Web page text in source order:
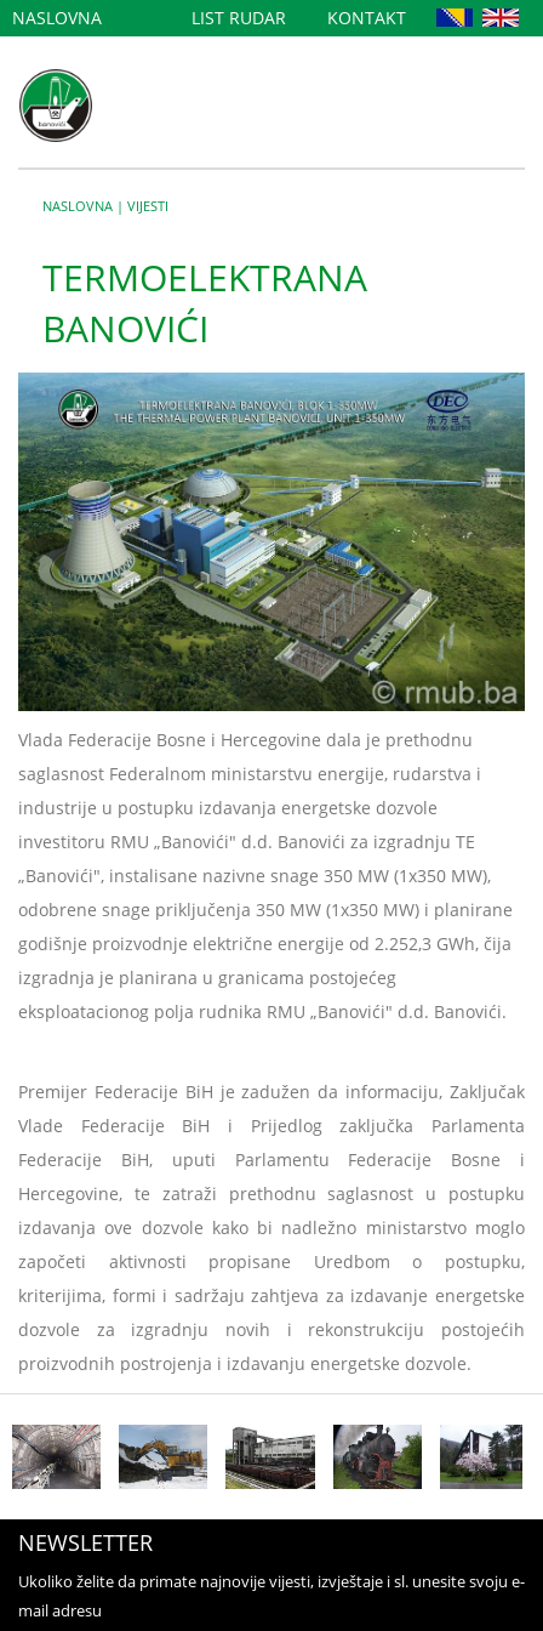
NASLOVNA LIST RUDAR KONTAKT
NASLOVNA | VIJESTI
TERMOELEKTRANA
BANOVIĆI
Vlada Federacije Bosne i Hercegovine dala je prethodnu
saglasnost Federalnom ministarstvu energije, rudarstva i
industrije u postupku izdavanja energetske dozvole
investitoru RMU „Banovići" d.d. Banovići za izgradnju TE
„Banovići", instalisane nazivne snage 350 MW (1x350 MW),
odobrene snage priključenja 350 MW (1x350 MW) i planirane
godišnje proizvodnje električne energije od 2.252,3 GWh, čija
izgradnja je planirana u granicama postojećeg
eksploatacionog polja rudnika RMU „Banovići" d.d. Banovići.
Premijer Federacije BiH je zadužen da informaciju, Zaključak
Vlade Federacije BiH i Prijedlog zaključka Parlamenta
Federacije BiH, uputi Parlamentu Federacije Bosne i
Hercegovine, te zatraži prethodnu saglasnost u postupku
izdavanja ove dozvole kako bi nadležno ministarstvo moglo
započeti aktivnosti propisane Uredbom o postupku,
kriterijima, formi i sadržaju zahtjeva za izdavanje energetske
dozvole za izgradnju novih i rekonstrukciju postojećih
proizvodnih postrojenja i izdavanju energetske dozvole.
NEWSLETTER
Ukoliko želite da primate najnovije vijesti, izvještaje i sl. unesite svoju e-
mail adresu